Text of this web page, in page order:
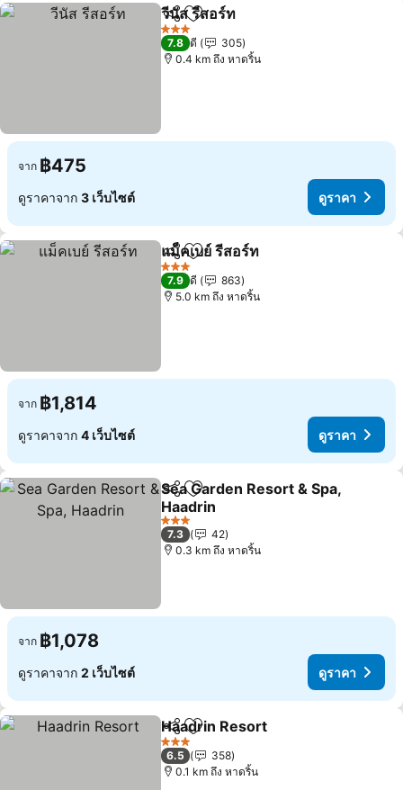
แชร์ เพิ่มในรายการโปรด
วีนัส รีสอร์ท
3 ดาว
7.8 ดี
305
0.4 km ถึง หาดริ้น
จาก ฿475
ดูราคาจาก 3 เว็บไซต์ ดูราคา
แชร์ เพิ่มในรายการโปรด
แม็คเบย์ รีสอร์ท
3 ดาว
7.9 ดี
863
5.0 km ถึง หาดริ้น
จาก ฿1,814
ดูราคาจาก 4 เว็บไซต์ ดูราคา
แชร์ เพิ่มในรายการโปรด
Sea Garden Resort & Spa,
Haadrin
3 ดาว
7.3
42
0.3 km ถึง หาดริ้น
จาก ฿1,078
ดูราคาจาก 2 เว็บไซต์ ดูราคา
แชร์ เพิ่มในรายการโปรด
Haadrin Resort
3 ดาว
6.5
358
0.1 km ถึง หาดริ้น